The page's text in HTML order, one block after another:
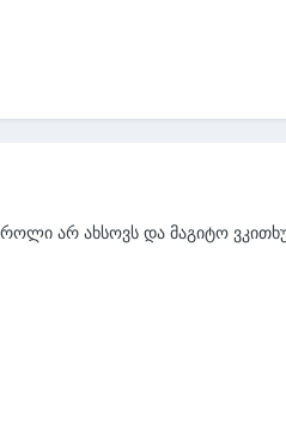
არ ახსოვს და მაგიტო